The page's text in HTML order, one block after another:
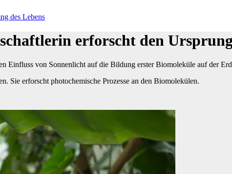
des Lebens
erforscht den
Einfluss von Sonnenlicht auf die Bildung erster Biomoleküle auf der
erforscht photochemische Prozesse an den Biomolekülen.